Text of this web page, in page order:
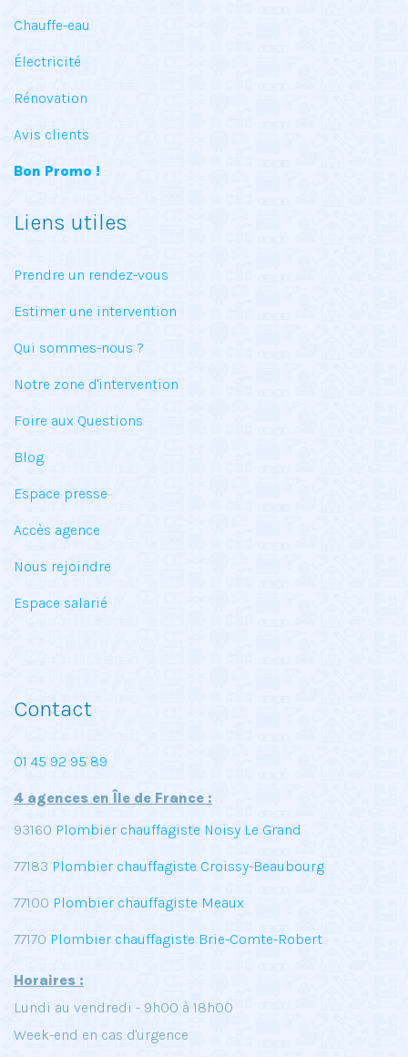
Chauffe-eau
Électricité
Rénovation
Avis clients
Bon Promo !
Liens utiles
Prendre un rendez-vous
Estimer une intervention
Qui sommes-nous ?
Notre zone d'intervention
Foire aux Questions
Blog
Espace presse
Accès agence
Nous rejoindre
Espace salarié
Contact
01 45 92 95 89
4 agences en Île de France :
93160 Plombier chauffagiste Noisy Le Grand
77183 Plombier chauffagiste Croissy-Beaubourg
77100 Plombier chauffagiste Meaux
77170 Plombier chauffagiste Brie-Comte-Robert
Horaires :
Lundi au vendredi - 9h00 à 18h00
Week-end en cas d'urgence